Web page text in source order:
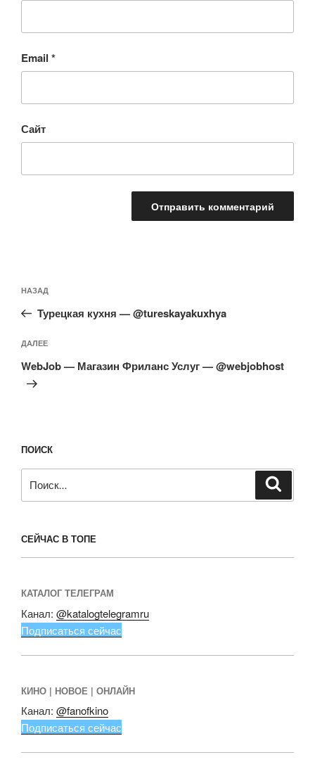
Email *
Сайт
по
записям
Предыдущая
запись:
НАЗАД
Турецкая кухня — @tureskayakuxhya
Следующая
запись
ДАЛЕЕ
WebJob — Магазин Фриланс Услуг — @webjobhost
ПОИСК
СЕЙЧАС В ТОПЕ
КАТАЛОГ ТЕЛЕГРАМ
Канал: @katalogtelegramru
Подписаться сейчас
КИНО | НОВОЕ | ОНЛАЙН
Канал: @fanofkino
Подписаться сейчас